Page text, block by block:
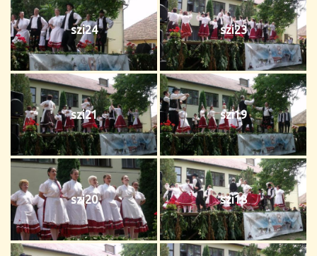
szi24 szi23
szi21 szi19
szi20 szi18